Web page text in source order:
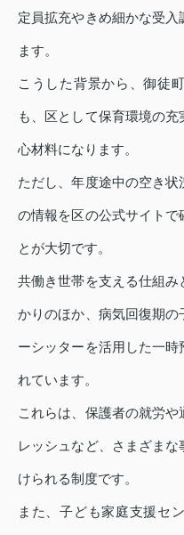
定員拡充やきめ細かな受
ます。
こうした背景から、御徒
も、区として保育環境の
心材料になります。
ただし、年度途中の空き
の情報を区の公式サイトで
とが大切です。
共働き世帯を支える仕組
かりのほか、病気回復期
ーシッターを活用した一
れています。
これらは、保護者の就労
レッシュなど、さまざま
けられる制度です。
また、子ども家庭支援セ